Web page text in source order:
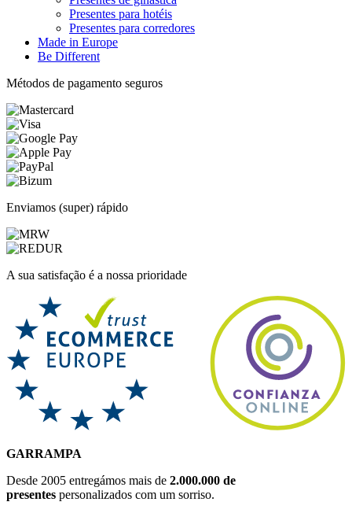
Presentes para hotéis
Presentes para corredores
Made in Europe
Be Different
Métodos de pagamento seguros
Enviamos (super) rápido
A sua satisfação é a nossa prioridade
GARRAMPA
Desde 2005 entregámos mais de 2.000.000 de
presentes personalizados com um sorriso.